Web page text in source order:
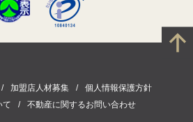
加盟店人材募集
個人情報保護方針
て
不動産に関するお問い合わせ